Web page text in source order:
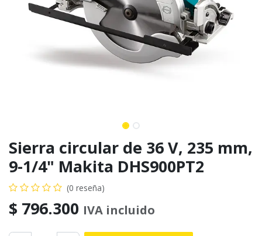
Sierra circular de 36 V, 235 mm,
9-1/4" Makita DHS900PT2
(0 reseña)
$ 796.300 IVA incluido